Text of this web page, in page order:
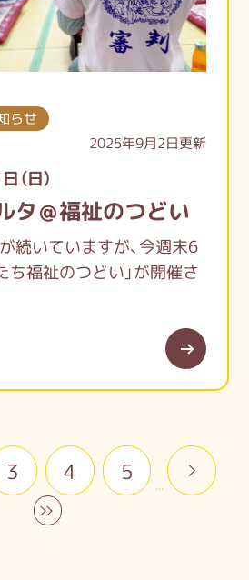
らせ
2025年9月2日更新
（日）
タ＠福祉のつどい
続いていますが、今週末6
ち福祉のつどい」が開催さ
、模擬店など１日楽しめる
ターもくにたちカルタで
しょう♪
誘いあわせの上、ぜひお越
3 4 5 ... »
»